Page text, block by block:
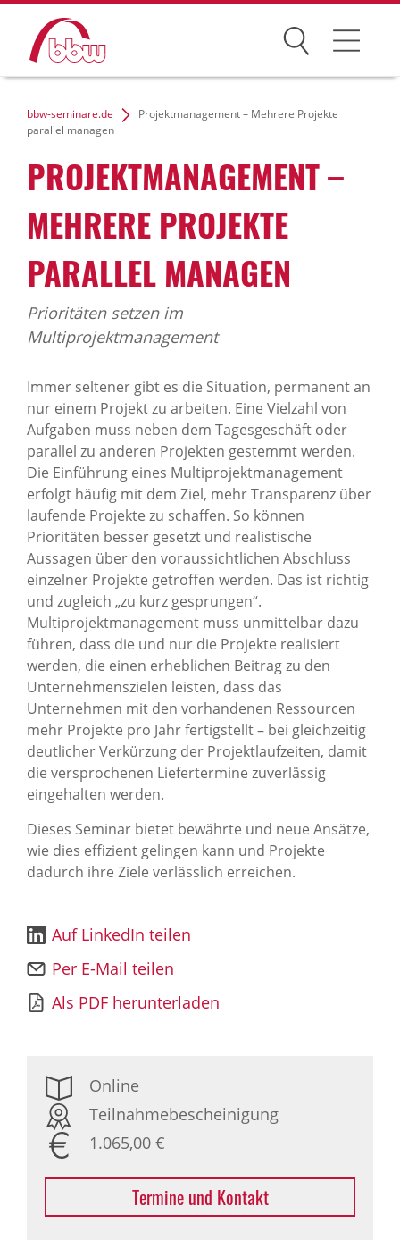
Suchen
Weiterbildung
Förderungen
Projekte
Über uns
bbw-seminare.de
Projektmanagement – Mehrere Projekte
parallel managen
PROJEKTMANAGEMENT –
MEHRERE PROJEKTE
PARALLEL MANAGEN
Prioritäten setzen im
Multiprojektmanagement
Immer seltener gibt es die Situation, permanent an
nur einem Projekt zu arbeiten. Eine Vielzahl von
Aufgaben muss neben dem Tagesgeschäft oder
parallel zu anderen Projekten gestemmt werden.
Die Einführung eines Multiprojektmanagement
erfolgt häufig mit dem Ziel, mehr Transparenz über
laufende Projekte zu schaffen. So können
Prioritäten besser gesetzt und realistische
Aussagen über den voraussichtlichen Abschluss
einzelner Projekte getroffen werden. Das ist richtig
und zugleich „zu kurz gesprungen“.
Multiprojektmanagement muss unmittelbar dazu
führen, dass die und nur die Projekte realisiert
werden, die einen erheblichen Beitrag zu den
Unternehmenszielen leisten, dass das
Unternehmen mit den vorhandenen Ressourcen
mehr Projekte pro Jahr fertigstellt – bei gleichzeitig
deutlicher Verkürzung der Projektlaufzeiten, damit
die versprochenen Liefertermine zuverlässig
eingehalten werden.
Dieses Seminar bietet bewährte und neue Ansätze,
wie dies effizient gelingen kann und Projekte
dadurch ihre Ziele verlässlich erreichen.
Auf LinkedIn teilen
Per E-Mail teilen
Als PDF herunterladen
Online
Teilnahmebescheinigung
1.065,00 €
Termine und Kontakt